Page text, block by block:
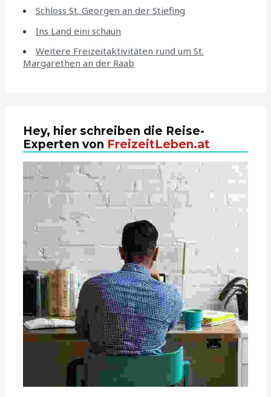
Schloss St. Georgen an der Stiefing
Ins Land eini schaun
Weitere Freizeitaktivitäten rund um St.
Margarethen an der Raab
Hey, hier schreiben die Reise-
Experten von FreizeitLeben.at